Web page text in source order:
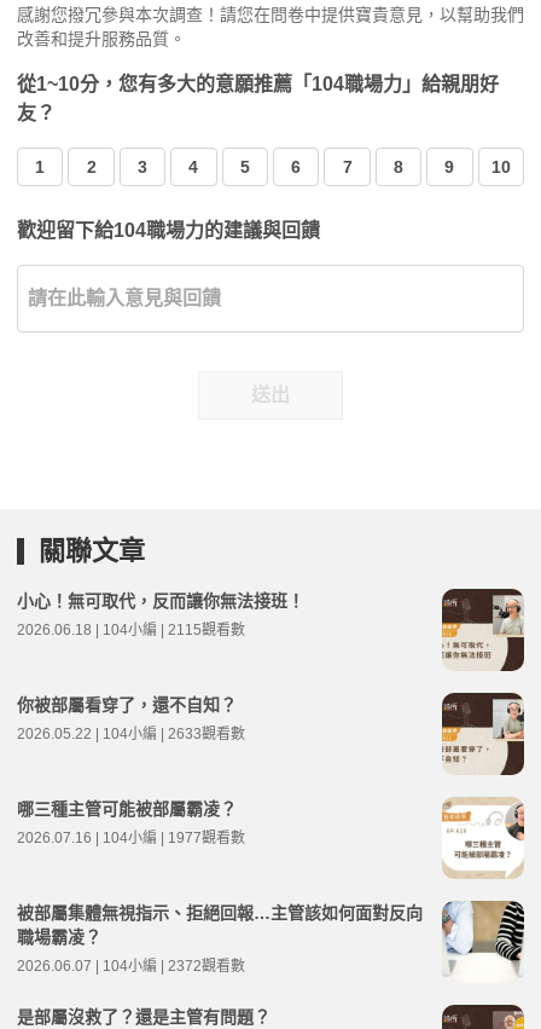
感謝您撥冗參與本次調查！請您在問卷中提供寶貴意見，以幫助我們
改善和提升服務品質。
從1~10分，您有多大的意願推薦「104職場力」給親朋好
友？
1 2 3 4 5 6 7 8 9 10
歡迎留下給104職場力的建議與回饋
送出
關聯文章
小心！無可取代，反而讓你無法接班！
2026.06.18 | 104小編 | 2115觀看數
你被部屬看穿了，還不自知？
2026.05.22 | 104小編 | 2633觀看數
哪三種主管可能被部屬霸凌？
2026.07.16 | 104小編 | 1977觀看數
被部屬集體無視指示、拒絕回報…主管該如何面對反向
職場霸凌？
2026.06.07 | 104小編 | 2372觀看數
是部屬沒救了？還是主管有問題？